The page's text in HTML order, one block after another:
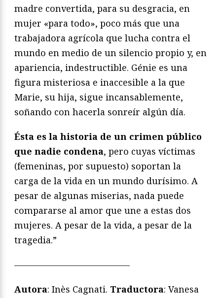
madre convertida, para su desgracia, en
mujer «para todo», poco más que una
trabajadora agrícola que lucha contra el
mundo en medio de un silencio propio y, en
apariencia, indestructible. Génie es una
figura misteriosa e inaccesible a la que
Marie, su hija, sigue incansablemente,
soñando con hacerla sonreír algún día.
Ésta es la historia de un crimen público
que nadie condena, pero cuyas víctimas
(femeninas, por supuesto) soportan la
carga de la vida en un mundo durísimo. A
pesar de algunas miserias, nada puede
compararse al amor que une a estas dos
mujeres. A pesar de la vida, a pesar de la
tragedia.”
—————————————
Autora: Inès Cagnati. Traductora: Vanesa